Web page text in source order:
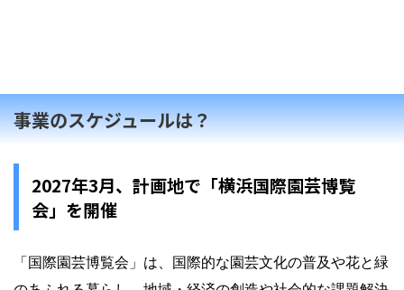
事業のスケジュールは？
2027年3月、計画地で「横浜国際園芸博覧
会」を開催
「国際園芸博覧会」は、国際的な園芸文化の普及や花と緑